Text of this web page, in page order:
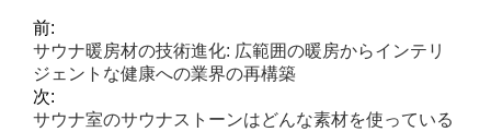
前:
サウナ暖房材の技術進化: 広範囲の暖房からインテリ
ジェントな健康への業界の再構築
次:
サウナ室のサウナストーンはどんな素材を使っている